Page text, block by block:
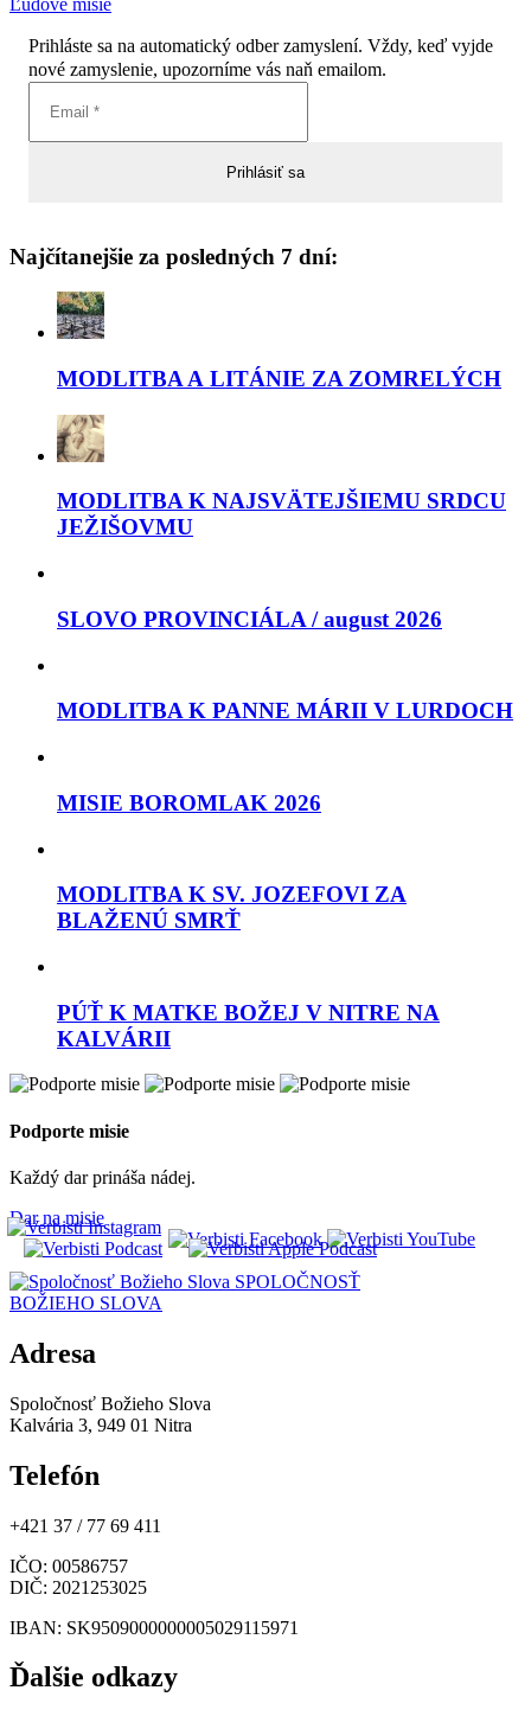
Prihláste sa na automatický odber zamyslení. Vždy, keď vyjde
nové zamyslenie, upozorníme vás naň emailom.
Najčítanejšie za posledných 7 dní:
MODLITBA A LITÁNIE ZA ZOMRELÝCH
MODLITBA K NAJSVÄTEJŠIEMU SRDCU
JEŽIŠOVMU
SLOVO PROVINCIÁLA / august 2026
MODLITBA K PANNE MÁRII V LURDOCH
MISIE BOROMLAK 2026
MODLITBA K SV. JOZEFOVI ZA
BLAŽENÚ SMRŤ
PÚŤ K MATKE BOŽEJ V NITRE NA
KALVÁRII
Podporte misie
Každý dar prináša nádej.
Dar na misie
SPOLOČNOSŤ
BOŽIEHO SLOVA
Adresa
Spoločnosť Božieho Slova
Kalvária 3, 949 01 Nitra
Telefón
+421 37 / 77 69 411
IČO: 00586757
DIČ: 2021253025
IBAN: SK9509000000005029115971
Ďalšie odkazy